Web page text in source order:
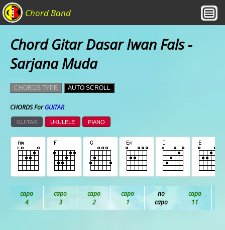
Chord Band
Chord Gitar Dasar Iwan Fals -
Sarjana Muda
CHORDS TYPE AUTO SCROLL
CHORDS ForGUITAR
GUITAR UKULELE PIANO